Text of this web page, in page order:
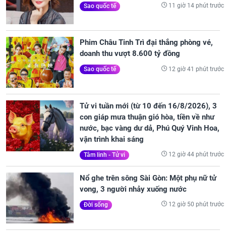
Sao quốc tế 11 giờ 14 phút trước
Phim Châu Tinh Trì đại thắng phòng vé,
doanh thu vượt 8.600 tỷ đồng
Sao quốc tế 12 giờ 41 phút trước
Tử vi tuần mới (từ 10 đến 16/8/2026), 3
con giáp mưa thuận gió hòa, tiền về như
nước, bạc vàng dư dả, Phú Quý Vinh Hoa,
vận trình khai sáng
Tâm linh - Tử vi 12 giờ 44 phút trước
Nổ ghe trên sông Sài Gòn: Một phụ nữ tử
vong, 3 người nhảy xuống nước
Đời sống 12 giờ 50 phút trước